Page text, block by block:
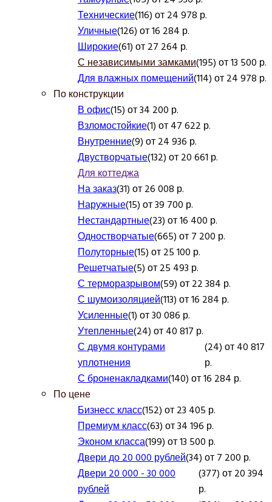
Технические(116) от 24 978 р.
Уличные(126) от 16 284 р.
Широкие(61) от 27 264 р.
С независимыми замками(195) от 13 500 р.
Для влажных помещений(114) от 24 978 р.
По конструкции
В офис(15) от 34 200 р.
Взломостойкие(1) от 47 622 р.
Внутренние(9) от 24 936 р.
Двустворчатые(132) от 20 661 р.
Для коттеджа
На заказ(31) от 26 008 р.
Наружные(15) от 39 700 р.
Нестандартные(23) от 16 400 р.
Одностворчатые(665) от 7 200 р.
Полуторные(15) от 25 100 р.
Решетчатые(5) от 25 493 р.
С терморазрывом(59) от 22 384 р.
С шумоизоляцией(113) от 16 284 р.
Усиленные(1) от 30 086 р.
Утепленные(24) от 40 817 р.
С двумя контурами
уплотнения
(24) от 40 817
р.
С броненакладками(140) от 16 284 р.
По цене
Бизнесс класс(152) от 23 405 р.
Премиум класс(63) от 34 196 р.
Эконом класса(199) от 13 500 р.
Двери до 20 000 рублей(34) от 7 200 р.
Двери 20 000 - 30 000
рублей
(377) от 20 394
р.